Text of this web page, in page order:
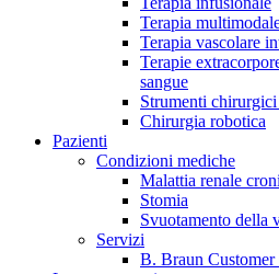
contatto con un nostro referente.
Terapia
Terapia vascolare
Terapie
sangue
Strumenti
Chirurgia robotica
Pazienti
Condizioni mediche
Malattia renale
Stomia
Svuotamento della
Servizi
B. Braun Customer